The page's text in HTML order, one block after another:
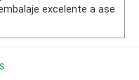
excelente a ase